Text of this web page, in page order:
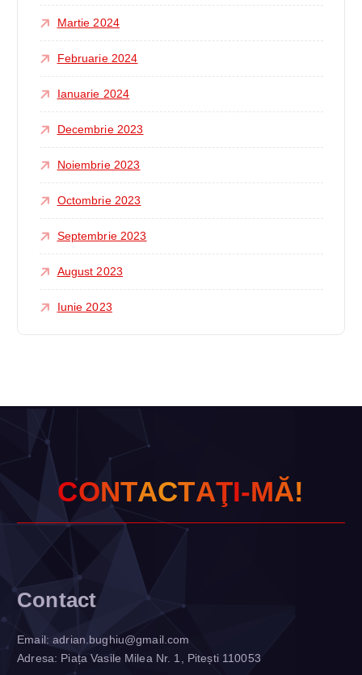
Martie 2024
Februarie 2024
Ianuarie 2024
Decembrie 2023
Noiembrie 2023
Octombrie 2023
Septembrie 2023
August 2023
Iunie 2023
CONTACTAŢI-MĂ!
Contact
Email:adrian.bughiu@gmail.com
Adresa: Piața Vasile Milea Nr. 1, Pitești 110053